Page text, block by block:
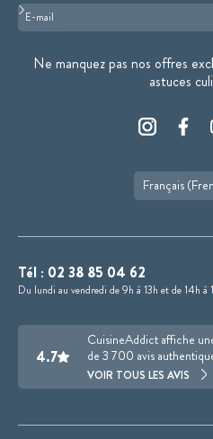
Format : adresse@email.com
Ne manquez pas nos offres
astuces
Français
Tél : 02 38 85 04 62
Du lundi au vendredi de 9h à 13h et de 14h à
4.7
CuisineAddict affiche
de 3 700 avis
VOIR TOUS LES AVIS